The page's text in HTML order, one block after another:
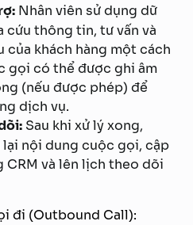
Nhân viên sử dụng dữ
cứu thông tin, tư vấn và
của khách hàng một cách
gọi có thể được ghi âm
(nếu được phép) để
dịch vụ.
Sau khi xử lý xong,
lại nội dung cuộc gọi, cập
CRM và lên lịch theo dõi
đi (Outbound Call):